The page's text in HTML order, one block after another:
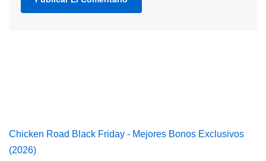
Chicken Road Black Friday - Mejores Bonos Exclusivos
(2026)